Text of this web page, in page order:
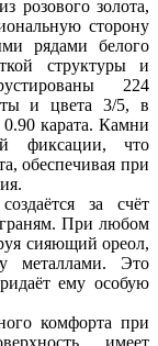
розового золота,
сторону
рядами белого
структуры и
224
и цвета 3/5, в
карата. Камни
фиксации, что
обеспечивая при
за счёт
При любом
сияющий ореол,
металлами. Это
ему особую
комфорта при
имеет